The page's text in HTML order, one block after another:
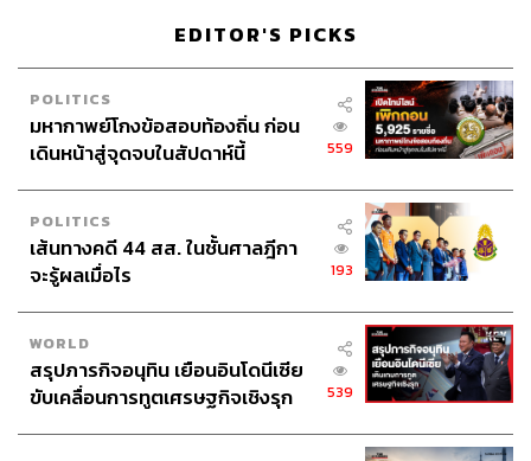
EDITOR'S PICKS
POLITICS
มหากาพย์โกงข้อสอบท้องถิ่น ก่อน
เดินหน้าสู่จุดจบในสัปดาห์นี้
559
POLITICS
เส้นทางคดี 44 สส. ในชั้นศาลฎีกา
จะรู้ผลเมื่อไร
193
WORLD
สรุปภารกิจอนุทิน เยือนอินโดนีเซีย
ขับเคลื่อนการทูตเศรษฐกิจเชิงรุก
539